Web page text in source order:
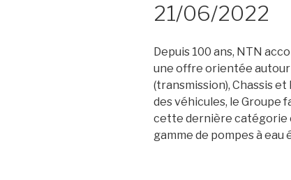
21/06/2022
Depuis 100 ans, NTN
une offre orientée autour
(transmission), Chassis
des véhicules, le Groupe
cette dernière catégorie
gamme de pompes à eau